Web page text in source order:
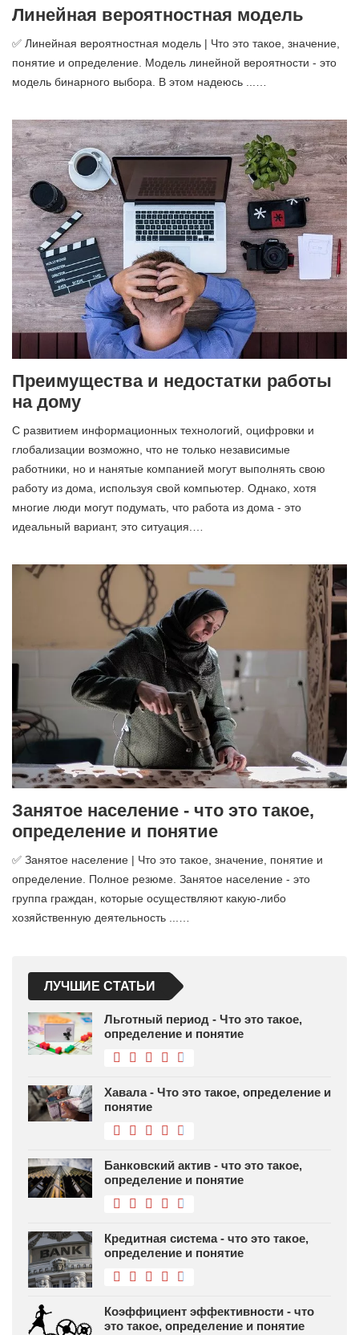
Линейная вероятностная модель
✅ Линейная вероятностная модель | Что это такое, значение,
понятие и определение. Модель линейной вероятности - это
модель бинарного выбора. В этом надеюсь ...…
Преимущества и недостатки работы
на дому
С развитием информационных технологий, оцифровки и
глобализации возможно, что не только независимые
работники, но и нанятые компанией могут выполнять свою
работу из дома, используя свой компьютер. Однако, хотя
многие люди могут подумать, что работа из дома - это
идеальный вариант, это ситуация.…
Занятое население - что это такое,
определение и понятие
✅ Занятое население | Что это такое, значение, понятие и
определение. Полное резюме. Занятое население - это
группа граждан, которые осуществляют какую-либо
хозяйственную деятельность ...…
ЛУЧШИЕ СТАТЬИ
Льготный период - Что это такое,
определение и понятие
Хавала - Что это такое, определение и
понятие
Банковский актив - что это такое,
определение и понятие
Кредитная система - что это такое,
определение и понятие
Коэффициент эффективности - что
это такое, определение и понятие